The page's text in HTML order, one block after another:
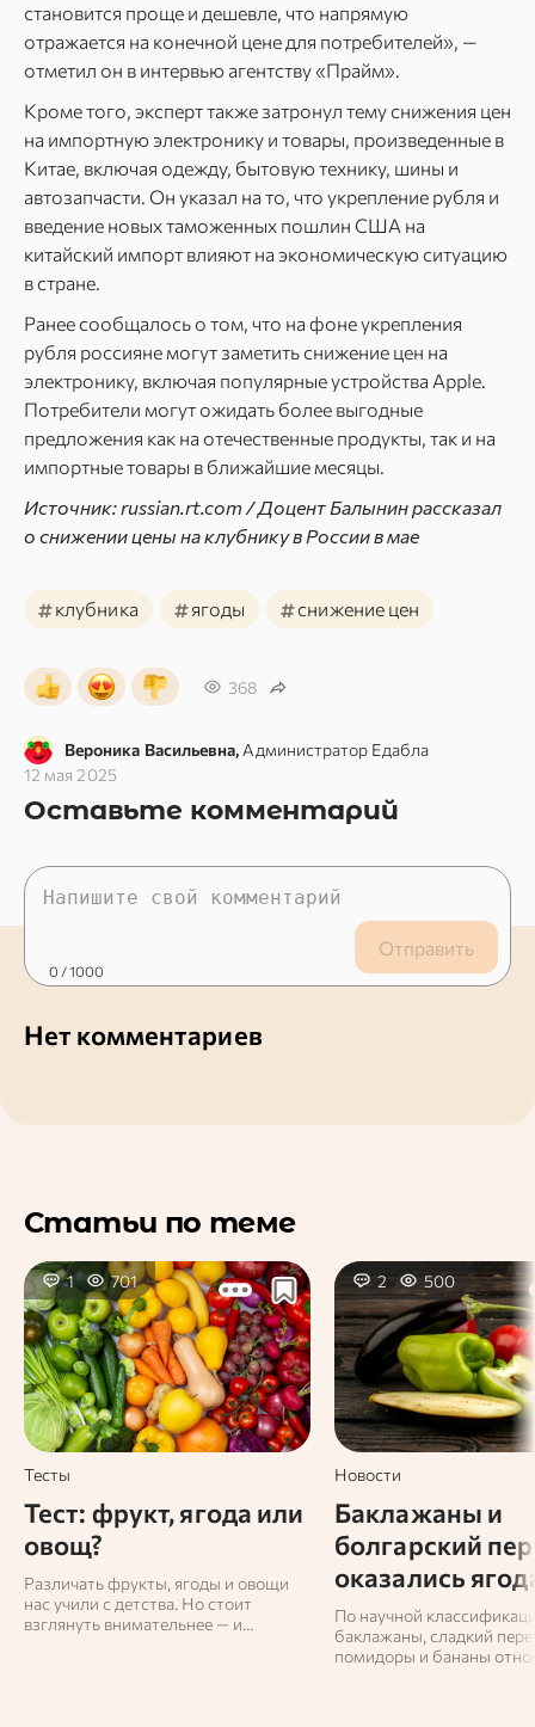
становится проще и дешевле, что напрямую
отражается на конечной цене для потребителей», —
отметил он в интервью агентству «Прайм».
Кроме того, эксперт также затронул тему снижения цен
на импортную электронику и товары, произведенные в
Китае, включая одежду, бытовую технику, шины и
автозапчасти. Он указал на то, что укрепление рубля и
введение новых таможенных пошлин США на
китайский импорт влияют на экономическую ситуацию
в стране.
Ранее сообщалось о том, что на фоне укрепления
рубля россияне могут заметить снижение цен на
электронику, включая популярные устройства Apple.
Потребители могут ожидать более выгодные
предложения как на отечественные продукты, так и на
импортные товары в ближайшие месяцы.
Источник: russian.rt.com / Доцент Балынин рассказал
о снижении цены на клубнику в России в мае
#клубника #ягоды #снижение цен
368
Вероника Васильевна, Администратор Едабла
12 мая 2025
Оставьте комментарий
Отправить
0 / 1000
Нет комментариев
Статьи по теме
1 701
Тесты
Тест: фрукт, ягода или
овощ?
Различать фрукты, ягоды и овощи
нас учили с детства. Но стоит
взглянуть внимательнее — и
2 500
Новости
Баклажаны и
болгарский
оказались
По научной
баклажаны, сладкий
помидоры и бананы